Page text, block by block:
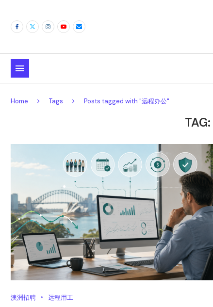
Home Tags Posts tagged with "远程办公"
TAG:
澳洲招聘 远程用工